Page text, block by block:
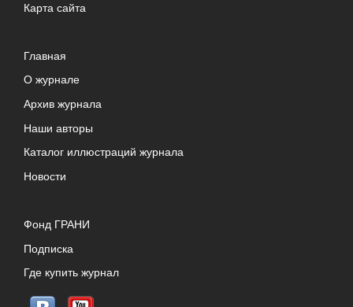
Карта сайта
Главная
О журнале
Архив журнала
Наши авторы
Каталог иллюстраций журнала
Новости
Фонд ГРАНИ
Подписка
Где купить журнал